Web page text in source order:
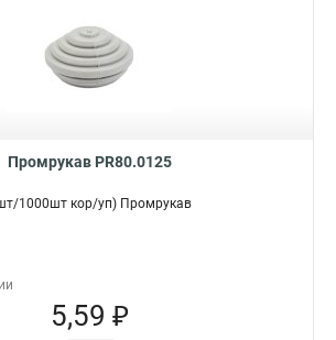
Промрукав PR80.0125
1000шт кор/уп) Промрукав
5,59 ₽